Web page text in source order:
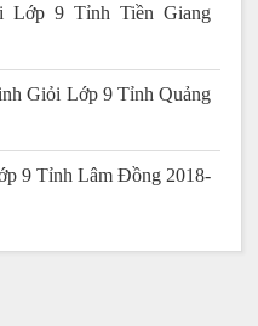
Lớp 9 Tỉnh Tiền Giang
Giỏi Lớp 9 Tỉnh Quảng
9 Tỉnh Lâm Đồng 2018-